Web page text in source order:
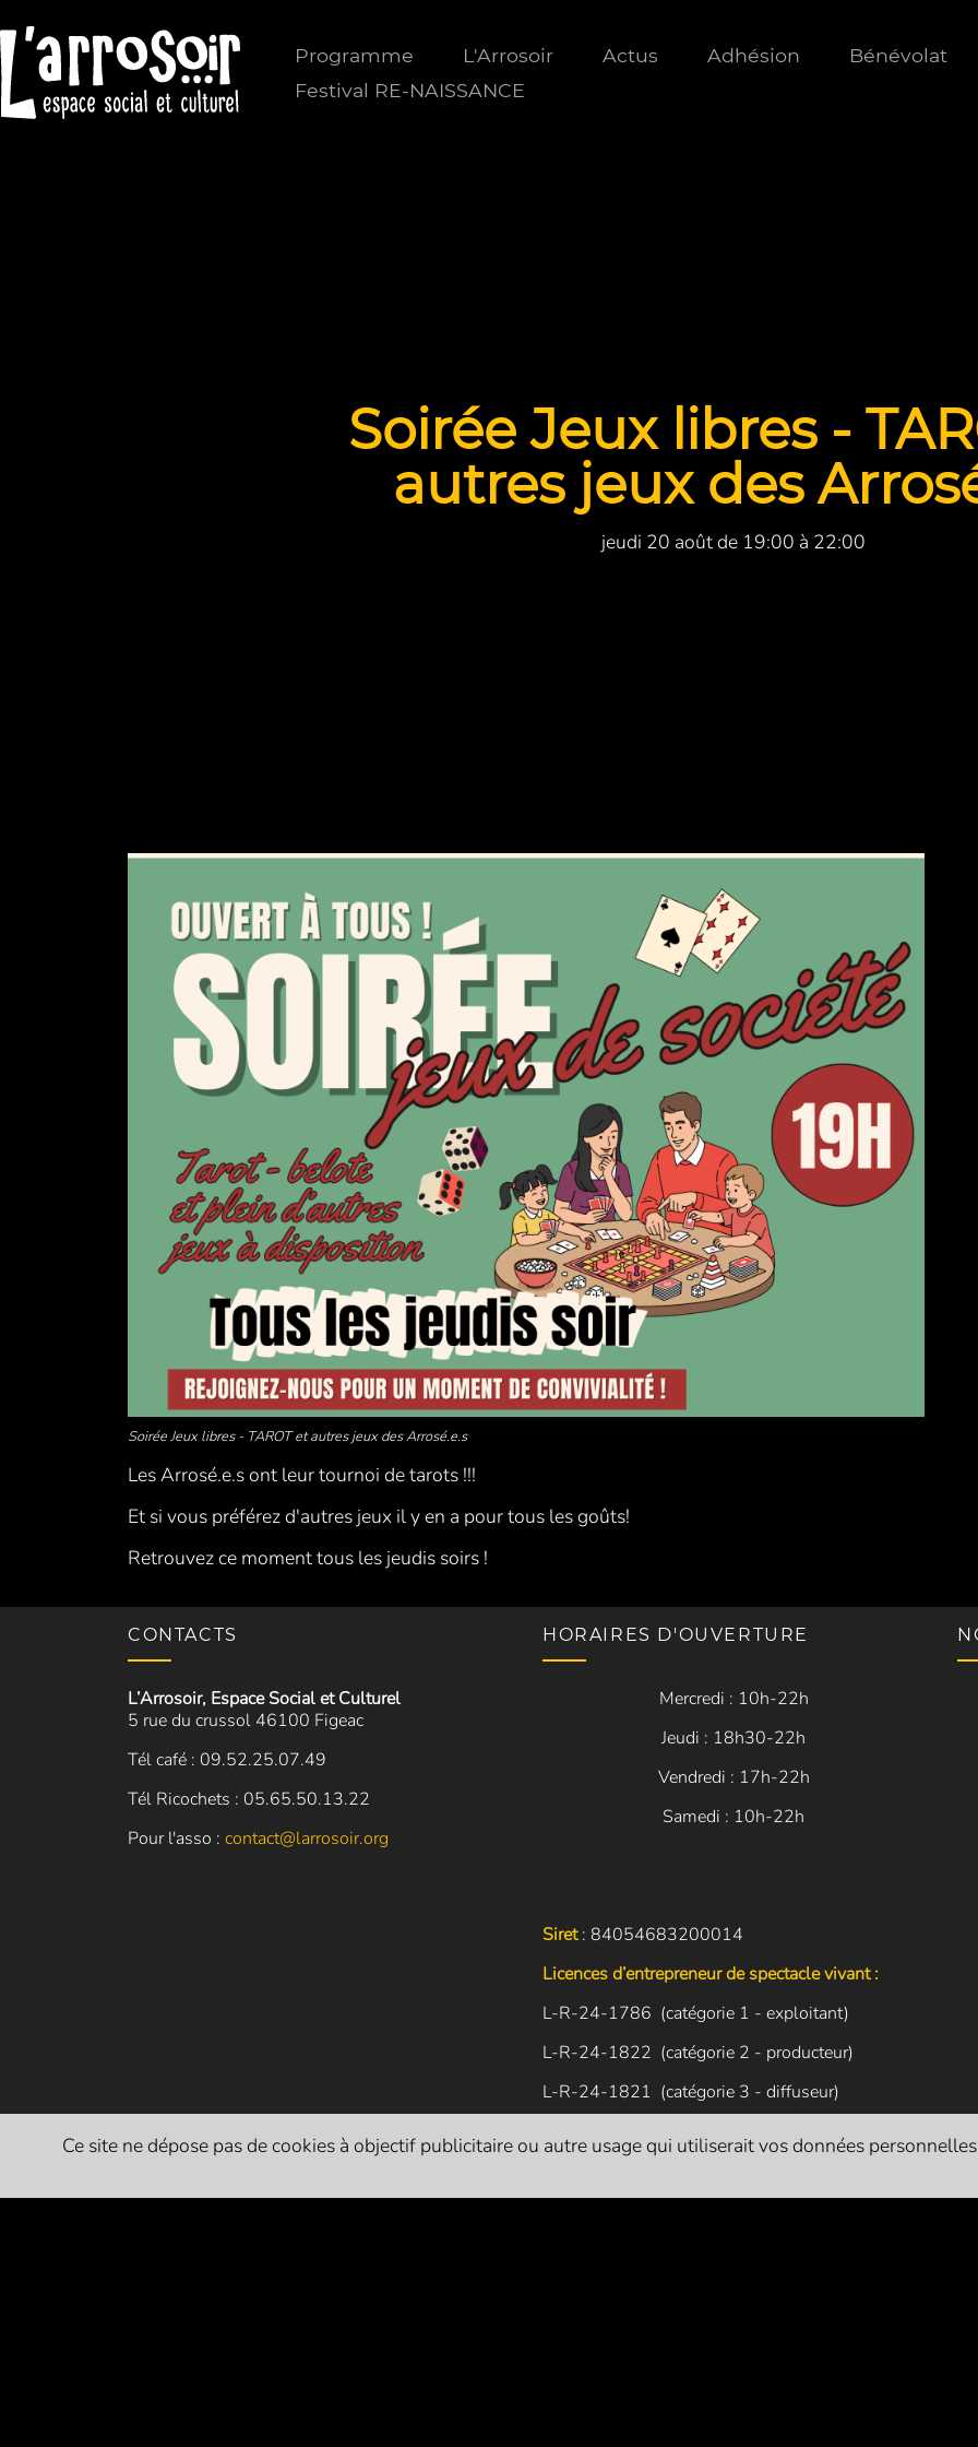
Programme L'Arrosoir Actus Adhésion Bénévolat
Festival RE-NAISSANCE
Soirée Jeux libres -
autres jeux des
jeudi 20 août de 19:00 à 22:00
Soirée Jeux libres - TAROT et autres jeux des Arrosé.e.s
Les Arrosé.e.s ont leur tournoi de tarots !!!
Et si vous préférez d'autres jeux il y en a pour tous les goûts!
Retrouvez ce moment tous les jeudis soirs !
CONTACTS
L’Arrosoir, Espace Social et Culturel
5 rue du crussol 46100 Figeac
Tél café : 09.52.25.07.49
Tél Ricochets : 05.65.50.13.22
Pour l'asso : contact@larrosoir.org
HORAIRES D'OUVERTURE
Mercredi : 10h-22h
Jeudi : 18h30-22h
Vendredi : 17h-22h
Samedi : 10h-22h
Siret: 84054683200014
Licences d’entrepreneur de spectacle vivant :
L-R-24-1786 (catégorie 1 - exploitant)
L-R-24-1822 (catégorie 2 - producteur)
L-R-24-1821 (catégorie 3 - diffuseur)
Ce site ne dépose pas de cookies à objectif publicitaire ou autre usage qui utiliserait vos données